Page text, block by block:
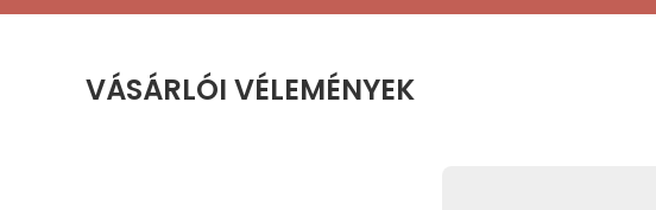
VÁSÁRLÓI VÉLEMÉNYEK